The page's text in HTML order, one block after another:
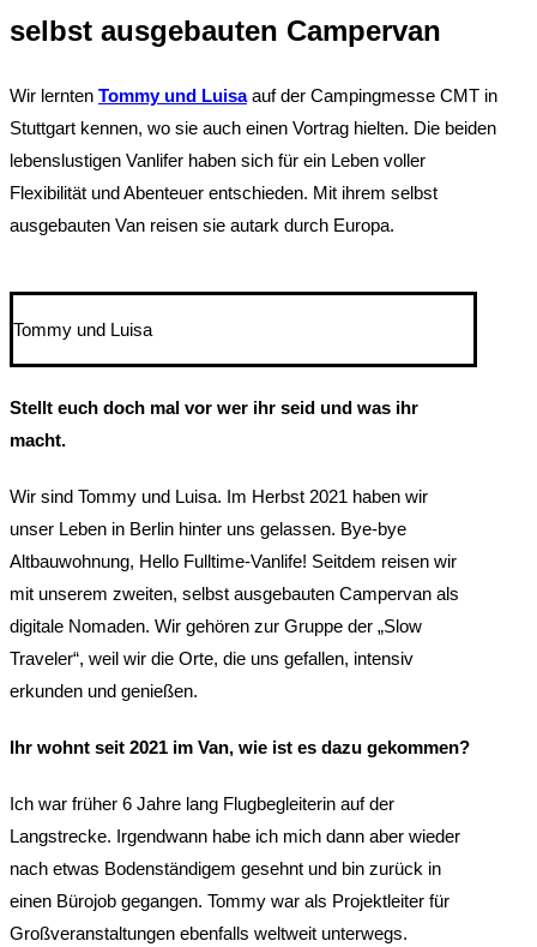
selbst ausgebauten Campervan
Wir lernten Tommy und Luisaauf der Campingmesse CMT in
Stuttgart kennen, wo sie auch einen Vortrag hielten. Die beiden
lebenslustigen Vanlifer haben sich für ein Leben voller
Flexibilität und Abenteuer entschieden. Mit ihrem selbst
ausgebauten Van reisen sie autark durch Europa.
Tommy und Luisa
Stellt euch doch mal vor wer ihr seid und was ihr
macht.
Wir sind Tommy und Luisa. Im Herbst 2021 haben wir
unser Leben in Berlin hinter uns gelassen. Bye-bye
Altbauwohnung, Hello Fulltime-Vanlife! Seitdem reisen wir
mit unserem zweiten, selbst ausgebauten Campervan als
digitale Nomaden. Wir gehören zur Gruppe der „Slow
Traveler“, weil wir die Orte, die uns gefallen, intensiv
erkunden und genießen.
Ihr wohnt seit 2021 im Van, wie ist es dazu gekommen?
Ich war früher 6 Jahre lang Flugbegleiterin auf der
Langstrecke. Irgendwann habe ich mich dann aber wieder
nach etwas Bodenständigem gesehnt und bin zurück in
einen Bürojob gegangen. Tommy war als Projektleiter für
Großveranstaltungen ebenfalls weltweit unterwegs.